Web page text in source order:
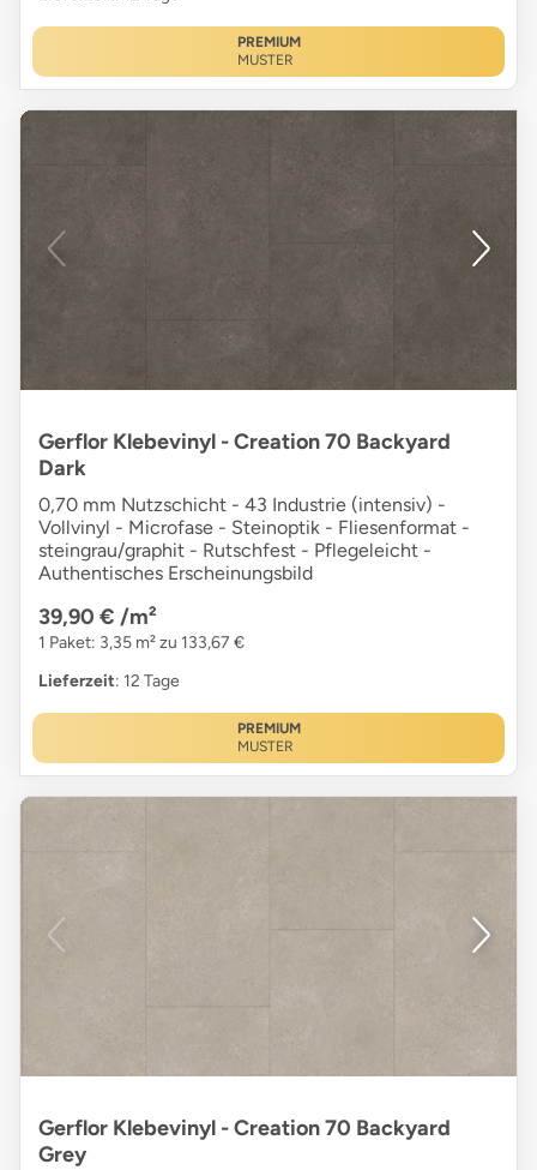
PREMIUM
MUSTER
Gerflor Klebevinyl - Creation 70 Backyard
Dark
0,70 mm Nutzschicht - 43 Industrie (intensiv) -
Vollvinyl - Microfase - Steinoptik - Fliesenformat -
steingrau/graphit - Rutschfest - Pflegeleicht -
Authentisches Erscheinungsbild
39,90 € /m²
1 Paket: 3,35 m² zu 133,67 €
Lieferzeit: 12 Tage
PREMIUM
MUSTER
Gerflor Klebevinyl - Creation 70 Backyard
Grey